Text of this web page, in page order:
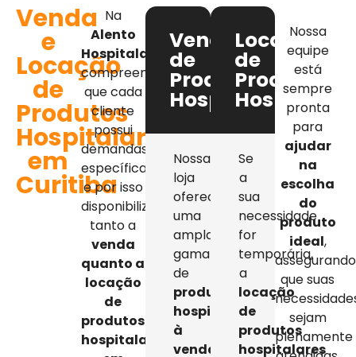
Venda
e
Locação
de
Produtos
Hospitalares
em
Curitiba
Na
Alento
Hospitalar
compreendemos
que cada
cliente
possui
demandas
específicas,
e por isso
disponibilizamos
tanto a
venda
quanto a
locação
de
produtos
hospitalares
Venda
de
Produtos
Hospitalares
Nossa
loja
oferece
uma
ampla
gama
de
produtos
hospitalares
à
venda
Locação
de
Produtos
Se
a
sua
necessidade
for
temporária,
a
locação
de
produtos
hospitalares
Nossa
equipe
está
sempre
pronta
para
ajudar
na
escolha
do
produto
ideal,
assegurando
que suas
sejam
plenamente